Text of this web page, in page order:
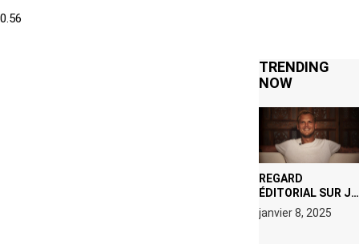
TRENDING
NOW
REGARD
ÉDITORIAL SUR JE
M’APPELLE TIM
(NETFLIX) : AVICII,
janvier 8, 2025